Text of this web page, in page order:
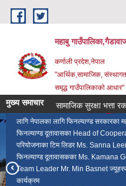
Skip to main content
महाबु
कर्णाली प्रदेश,नेपाल
"आर्थिक,सामाजिक,
समृद्ध गाउँपालिकाकाे आधार"
मुख्य समाचारसामाजिक सुरक्षा भत्ता रकम
लागि नेपालका लागि फिनल्याण्ड
फिनल्याण्ड दूतावासका Head of
परियोजनाका टिम लिडर Ms. Sanna
फिनल्या‍ण्ड दूतावासकका Ms. Kamana
Team Leader Mr. Min Basnet
कार्यक्रम
महावु गाउँपालिकाको गैडावाज सदरमुकाम
महाबु लेकमा स्थित शिवजिको दर्शन गर्दै
प्रमुख प्रशासकीय अधिकृत श्री भक्त
बहादुर के.सी. र सहायक स्तर चौथो श्री कलम
प्रमुख प्रशासकीय अधिकृत श्री भलाराम
रमाना लिई आउनु भएको प्रमुख प्रशासकीय
स्वागत कार्यक्रम!!